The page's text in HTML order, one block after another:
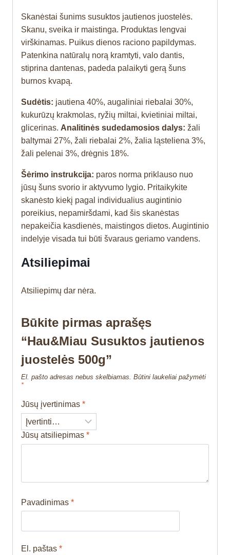
Skanėstai šunims susuktos jautienos juostelės.
Skanu, sveika ir maistinga. Produktas lengvai
virškinamas. Puikus dienos raciono papildymas.
Patenkina natūralų norą kramtyti, valo dantis,
stiprina dantenas, padeda palaikyti gerą šuns
burnos kvapą.
Sudėtis: jautiena 40%, augaliniai riebalai 30%,
kukurūzų krakmolas, ryžių miltai, kvietiniai miltai,
glicerinas. Analitinės sudedamosios dalys: žali
baltymai 27%, žali riebalai 2%, žalia ląsteliena 3%,
žali pelenai 3%, drėgnis 18%.
Šėrimo instrukcija: paros norma priklauso nuo
jūsų šuns svorio ir aktyvumo lygio. Pritaikykite
skanėsto kiekį pagal individualius augintinio
poreikius, nepamiršdami, kad šis skanėstas
nepakeičia kasdienės, maistingos dietos. Augintinio
indelyje visada tui būti švaraus geriamo vandens.
Atsiliepimai
Atsiliepimų dar nėra.
Būkite pirmas aprašęs
“Hau&Miau Susuktos jautienos
juostelės 500g”
El. pašto adresas nebus skelbiamas. Būtini laukeliai pažymėti
*
Jūsų įvertinimas *
Jūsų atsiliepimas *
Pavadinimas *
El. paštas *